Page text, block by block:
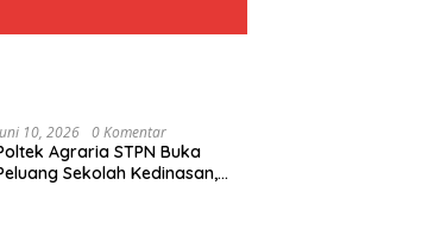
10, 2026 0 Komentar
Agraria STPN Buka
Sekolah Kedinasan,